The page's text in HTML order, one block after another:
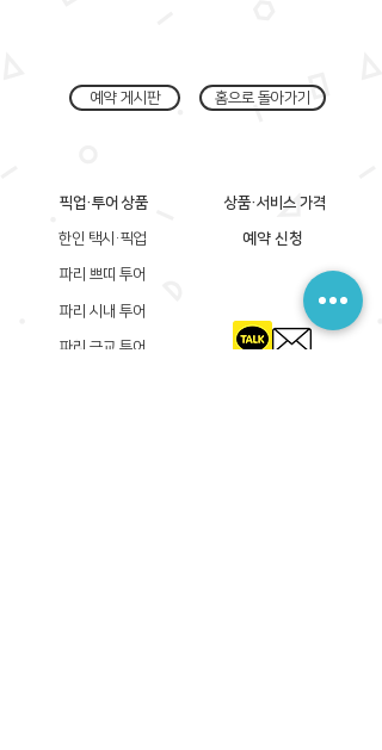
예약 게시판 홈으로 돌아가기
픽업·투어 상품
한인 택시·픽업
상품·서비스 가격
예약 신청
파리 쁘띠 투어
파리 시내 투어
파리 근교 투어